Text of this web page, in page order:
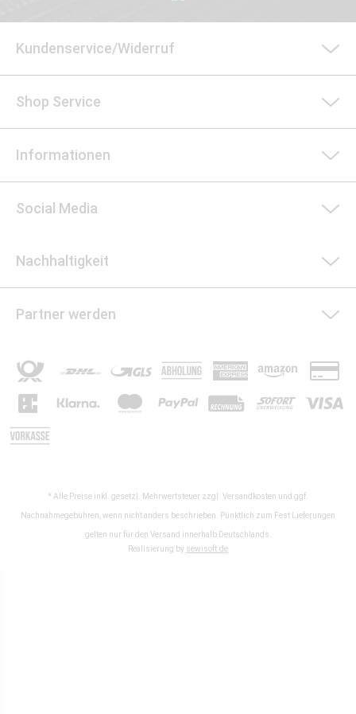
Kundenservice/Widerruf
Shop Service
Informationen
Social Media
Nachhaltigkeit
Partner werden
* Alle Preise inkl. gesetzl. Mehrwertsteuer zzgl. Versandkosten und ggf.
Nachnahmegebühren, wenn nicht anders beschrieben. Pünktlich zum Fest Lieferungen
gelten nur für den Versand innerhalb Deutschlands.
Realisierung by sewisoft.de